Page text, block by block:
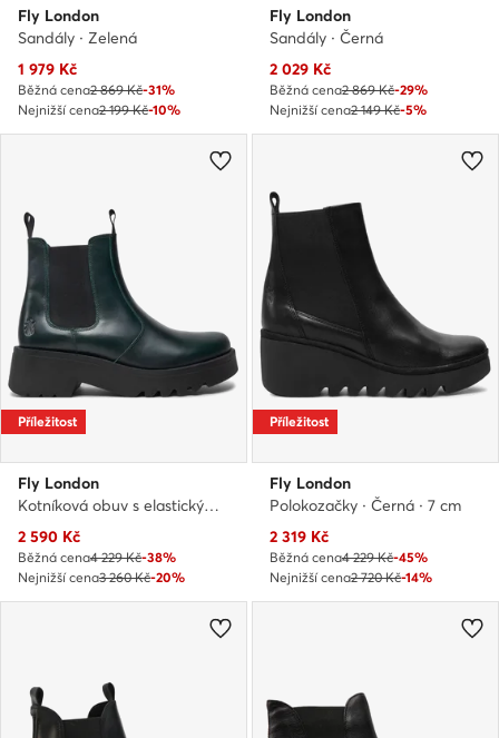
Fly London
Sandály · Zelená
Aktuální cena
1 979 Kč
Běžná cena2 869 Kč-31%
Nejnižší cena2 199 Kč-10%
Fly London
Sandály · Černá
Aktuální cena
2 029 Kč
Běžná cena2 869 Kč-29%
Nejnižší cena2 149 Kč-5%
Příležitost
Fly London
Kotníková obuv s elastickým prvkem · Zelená
Aktuální cena
2 590 Kč
Běžná cena4 229 Kč-38%
Nejnižší cena3 260 Kč-20%
Příležitost
Fly London
Polokozačky · Černá · 7 cm
Aktuální cena
2 319 Kč
Běžná cena4 229 Kč-45%
Nejnižší cena2 720 Kč-14%